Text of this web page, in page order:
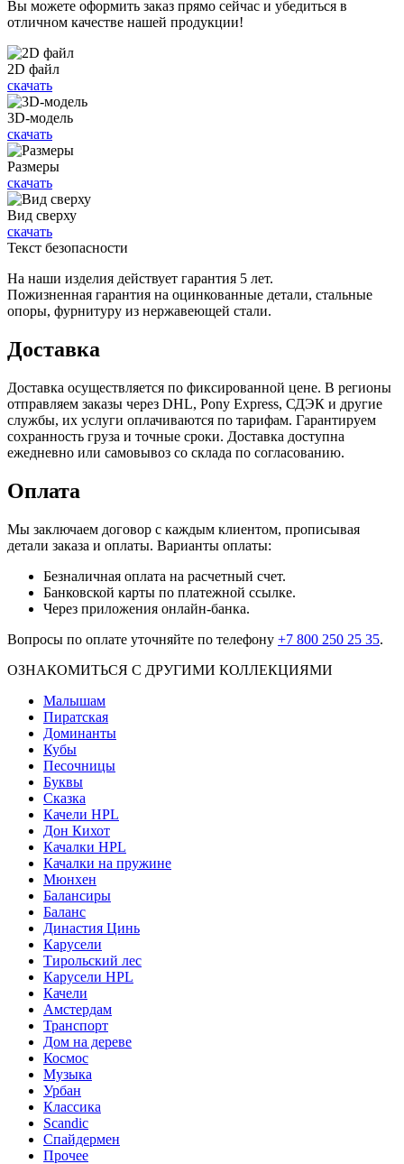
Вы можете оформить заказ прямо сейчас и убедиться в
отличном качестве нашей продукции!
2D файл
скачать
3D-модель
скачать
Размеры
скачать
Вид сверху
скачать
Текст безопасности
На наши изделия действует гарантия 5 лет.
Пожизненная гарантия на оцинкованные детали, стальные
опоры, фурнитуру из нержавеющей стали.
Доставка
Доставка осуществляется по фиксированной цене. В регионы
отправляем заказы через DHL, Pony Express, СДЭК и другие
службы, их услуги оплачиваются по тарифам. Гарантируем
сохранность груза и точные сроки. Доставка доступна
ежедневно или самовывоз со склада по согласованию.
Оплата
Мы заключаем договор с каждым клиентом, прописывая
детали заказа и оплаты. Варианты оплаты:
Безналичная оплата на расчетный счет.
Банковской карты по платежной ссылке.
Через приложения онлайн-банка.
Вопросы по оплате уточняйте по телефону +7 800 250 25 35.
ОЗНАКОМИТЬСЯ С ДРУГИМИ КОЛЛЕКЦИЯМИ
Малышам
Пиратская
Доминанты
Кубы
Песочницы
Буквы
Сказка
Качели HPL
Дон Кихот
Качалки HPL
Качалки на пружине
Мюнхен
Балансиры
Баланс
Династия Цинь
Карусели
Тирольский лес
Карусели HPL
Качели
Амстердам
Транспорт
Дом на дереве
Космос
Музыка
Урбан
Классика
Scandic
Спайдермен
Прочее